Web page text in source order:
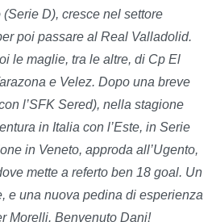
D), cresce nel settore
poi passare al Real Valladolid.
le maglie, tra le altre, di Cp El
e Velez. Dopo una breve
l’SFK Sered), nella stagione
in Italia con l’Este, in Serie
in Veneto, approda all’Ugento,
mette a referto ben 18 goal. Un
e una nuova pedina di esperienza
Morelli. Benvenuto Dani!